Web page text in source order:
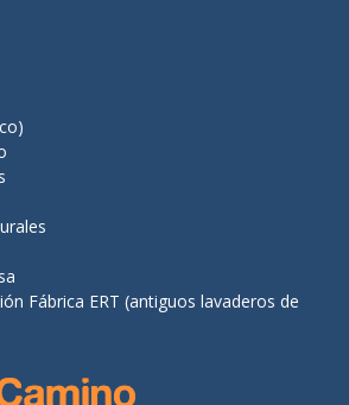
Fábrica ERT (antiguos lavaderos de